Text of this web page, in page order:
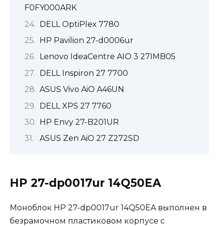
F0FY000ARK
DELL OptiPlex 7780
HP Pavilion 27-d0006ur
Lenovo IdeaCentre AIO 3 27IMB05
DELL Inspiron 27 7700
ASUS Vivo AiO A46UN
DELL XPS 27 7760
HP Envy 27-B201UR
ASUS Zen AiO 27 Z272SD
HP 27-dp0017ur 14Q50EA
Моноблок HP 27-dp0017ur 14Q50EA выполнен в
безрамочном пластиковом корпусе с